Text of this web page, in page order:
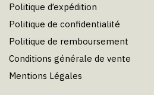
Politique d’expédition
Politique de confidentialité
Politique de remboursement
Conditions générale de vente
Mentions Légales